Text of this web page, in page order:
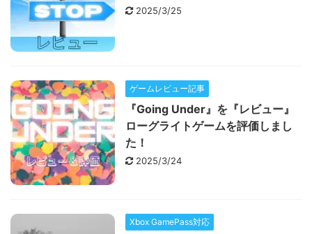
2025/3/25
ゲームレビュー記事
『Going Under』を『レビュー』
ローグライトゲームを評価しまし
た！
2025/3/24
Xbox GamePass対応